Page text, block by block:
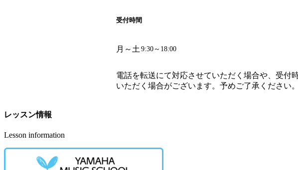
受付時間
月～土 9:30～18:00
電話を転送にて対応させていただく場合や、受付
いただく場合がございます。予めご了承ください。
レッスン情報
Lesson information